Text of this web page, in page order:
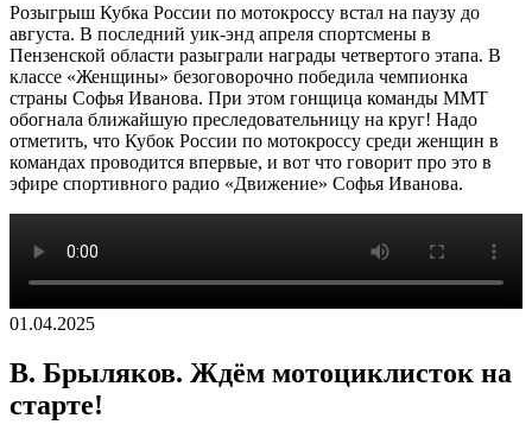
Розыгрыш Кубка России по мотокроссу встал на паузу до
августа. В последний уик-энд апреля спортсмены в
Пензенской области разыграли награды четвертого этапа. В
классе «Женщины» безоговорочно победила чемпионка
страны Софья Иванова. При этом гонщица команды ММТ
обогнала ближайшую преследовательницу на круг! Надо
отметить, что Кубок России по мотокроссу среди женщин в
командах проводится впервые, и вот что говорит про это в
эфире спортивного радио «Движение» Софья Иванова.
01.04.2025
В. Брыляков. Ждём мотоциклисток на
старте!